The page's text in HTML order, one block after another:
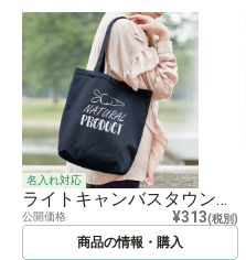
名入れ対応
ライトキャンバスタウントート（Ｍ）
公開価格 ¥313(税別)
商品の情報・購入